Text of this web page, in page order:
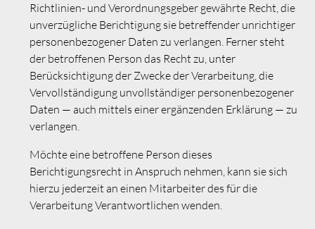
Richtlinien- und Verordnungsgeber gewährte Recht, die
unverzügliche Berichtigung sie betreffender unrichtiger
personenbezogener Daten zu verlangen. Ferner steht
der betroffenen Person das Recht zu, unter
Berücksichtigung der Zwecke der Verarbeitung, die
Vervollständigung unvollständiger personenbezogener
Daten — auch mittels einer ergänzenden Erklärung — zu
verlangen.
Möchte eine betroffene Person dieses
Berichtigungsrecht in Anspruch nehmen, kann sie sich
hierzu jederzeit an einen Mitarbeiter des für die
Verarbeitung Verantwortlichen wenden.